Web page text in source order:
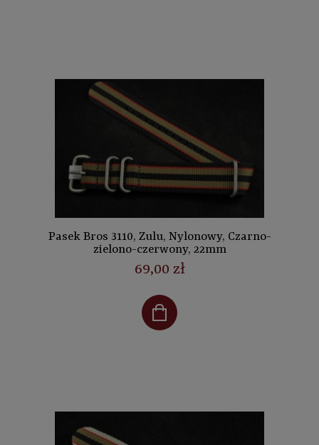
Pasek Bros 3110, Zulu, Nylonowy, Czarno-
zielono-czerwony, 22mm
69,00 zł